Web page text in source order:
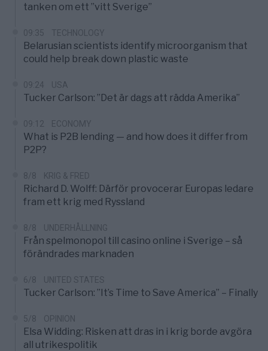
tanken om ett ”vitt Sverige”
09:35 TECHNOLOGY
Belarusian scientists identify microorganism that
could help break down plastic waste
09:24 USA
Tucker Carlson: ”Det är dags att rädda Amerika”
09:12 ECONOMY
What is P2B lending — and how does it differ from
P2P?
8/8 KRIG & FRED
Richard D. Wolff: Därför provocerar Europas ledare
fram ett krig med Ryssland
8/8 UNDERHÅLLNING
Från spelmonopol till casino online i Sverige – så
förändrades marknaden
6/8 UNITED STATES
Tucker Carlson: ”It’s Time to Save America” – Finally
5/8 OPINION
Elsa Widding: Risken att dras in i krig borde avgöra
all utrikespolitik